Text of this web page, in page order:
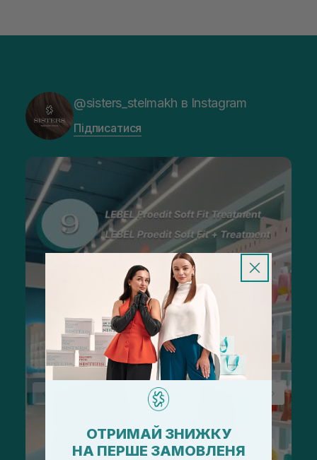
@sisters_stelmakh в Instagram
Підписатися
ОТРИМАЙ ЗНИЖКУ
НА ПЕРШЕ ЗАМОВЛЕНЯ